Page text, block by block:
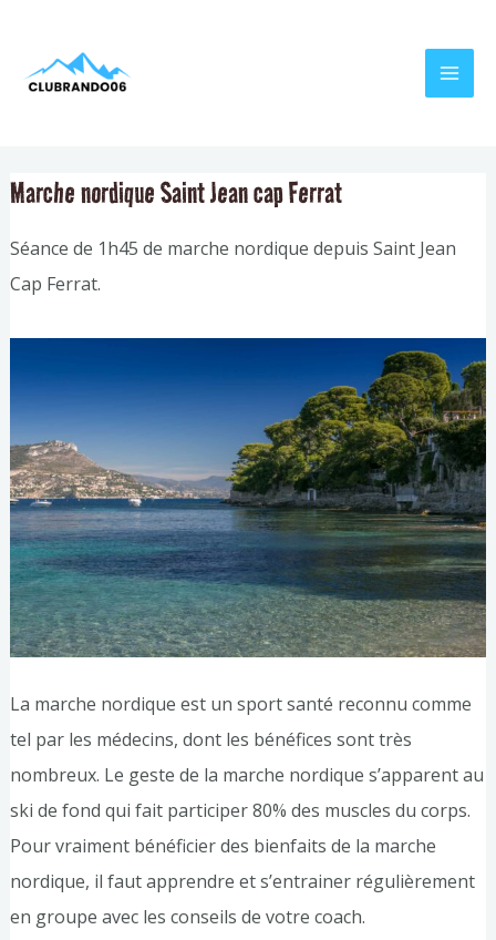
contenu
Marche nordique Saint Jean cap Ferrat
Séance de 1h45 de marche nordique depuis Saint Jean
Cap Ferrat.
La marche nordique est un sport santé reconnu comme
tel par les médecins, dont les bénéfices sont très
nombreux. Le geste de la marche nordique s’apparent au
ski de fond qui fait participer 80% des muscles du corps.
Pour vraiment bénéficier des bienfaits de la marche
nordique, il faut apprendre et s’entrainer régulièrement
en groupe avec les conseils de votre coach.
de
l’article